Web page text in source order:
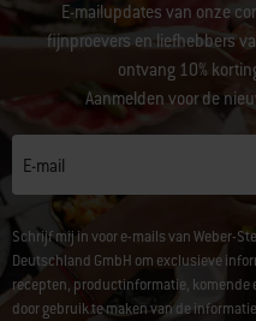
E-mailupdates van onze
fijnproevers en liefhebbers
ontvang 10%
Aanmelden voor de
E-mail
Schrijf mij in voor e-mails van Weber-
Deutschland GmbH om exclusieve
recepten, productinformatie,
door gebruik te maken van de